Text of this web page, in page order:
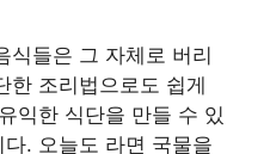
식들은 그 자체로 버리
조리법으로도 쉽게
익한 식단을 만들 수 있
. 오늘도 라면 국물을